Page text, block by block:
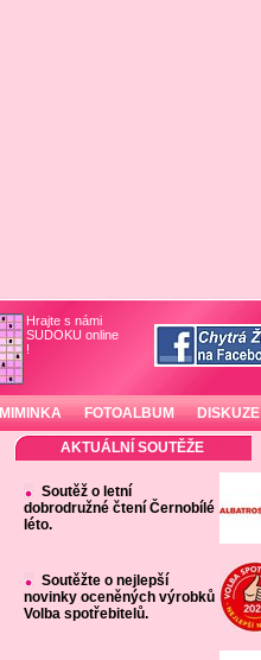
Hrajte s námi
SUDOKU online
!
MIMINKA FOTOALBUM DISKUZE
AKTUÁLNÍ SOUTĚŽE
Soutěž o letní
dobrodružné čtení Černobílé
léto.
Soutěžte o nejlepší
novinky oceněných výrobků
Volba spotřebitelů.